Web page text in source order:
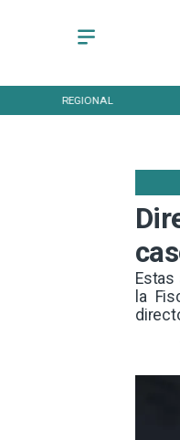
REGIONAL
la